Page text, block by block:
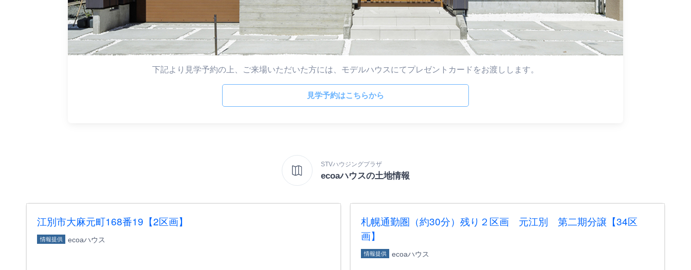
下記より見学予約の上、ご来場いただいた方には、モデルハウスにてプレゼントカードをお渡しします。
見学予約はこちらから
STVハウジングプラザ
ecoaハウスの土地情報
江別市大麻元町168番19【2区画】
情報提供 ecoaハウス
札幌通勤圏（約30分）残り２区画 元江別 第二期分譲【34区
画】
情報提供 ecoaハウス